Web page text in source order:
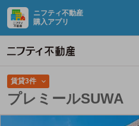
ニフティ不動産
購入アプリ
賃貸3件
プレミールSUWA